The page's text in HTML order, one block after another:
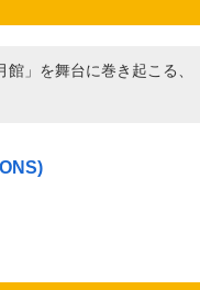
」を舞台に巻き起こる、